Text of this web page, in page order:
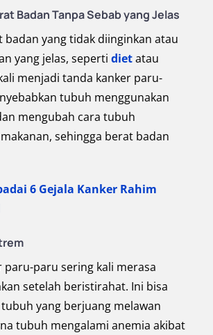
Badan Tanpa Sebab yang Jelas
badan yang tidak diinginkan atau
yang jelas, seperti dietatau
menjadi tanda kanker paru-
tubuh menggunakan
mengubah cara tubuh
sehingga berat badan
6 Gejala Kanker Rahim
paru-paru sering kali merasa
setelah beristirahat. Ini bisa
yang berjuang melawan
tubuh mengalami anemia akibat